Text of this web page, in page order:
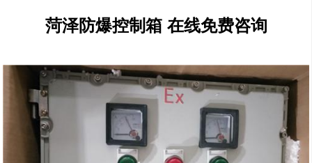
菏泽防爆控制箱 在线免费咨询